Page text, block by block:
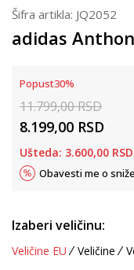
Šifra artikla: JQ2052
adidas
Popust30%
11.799,00RSD
8.199,00 RSD
Ušteda: 3.600,00 RSD
Obavesti me o
Izaberi veličinu:
Veličine EU Veličine